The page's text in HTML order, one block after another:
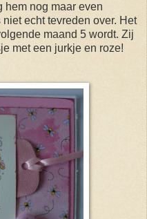
hem nog maar even
echt tevreden over. Het
maand 5 wordt. Zij
met een jurkje en roze!